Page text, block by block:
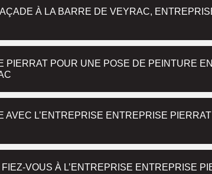
À LA BARRE DE VEYRAC,
PIERRAT POUR UNE POSE DE PEINTURE EN
L’ENTREPRISE ENTREPRISE
VOUS À L’ENTREPRISE ENTREPRISE